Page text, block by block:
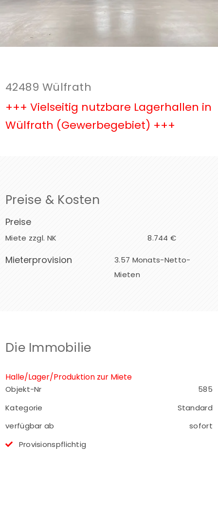
42489 Wülfrath
+++ Vielseitig nutzbare Lagerhallen in
Wülfrath (Gewerbegebiet) +++
Preise & Kosten
Preise
Miete zzgl. NK 8.744 €
Mieterprovision
3.57 Monats-Netto-
Mieten
Die Immobilie
Halle/Lager/Produktion zur Miete
Objekt-Nr
585
Kategorie
Standard
verfügbar ab
sofort
Provisionspflichtig